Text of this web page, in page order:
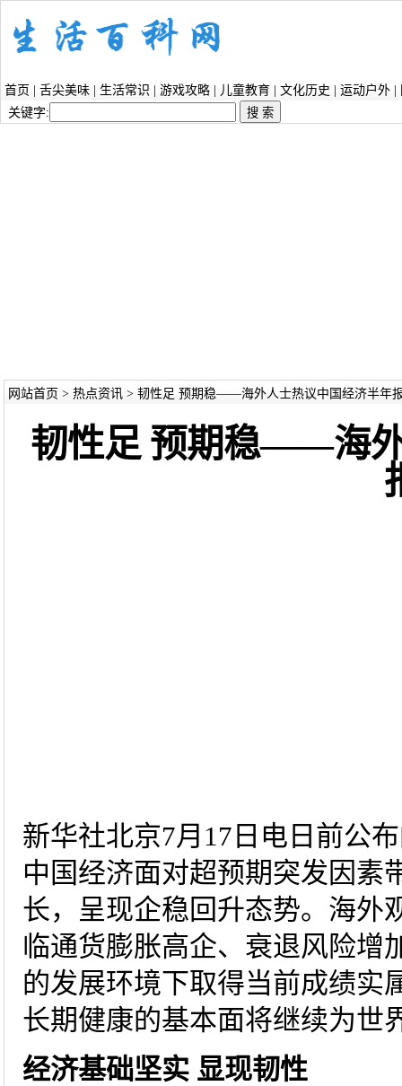
首页 舌尖美味 生活常识 游戏攻略 儿童教育 文化历史 运动户外
关键字:
网站首页 > 热点资讯> 韧性足 预期稳——海外人士热议中国经济半年
韧性足 预期稳——海
新华社北京7月17日电日前公
中国经济面对超预期突发因素
长，呈现企稳回升态势。海外
临通货膨胀高企、衰退风险增
的发展环境下取得当前成绩实
长期健康的基本面将继续为世
经济基础坚实 显现韧性